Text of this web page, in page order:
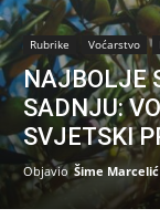
Rubrike Voćarstvo
NAJBOLJE
SADNJU:
SVJETSKI
Objavio Šime Marcelić